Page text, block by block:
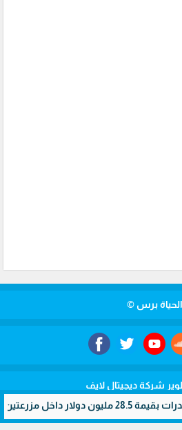
الحياة برس ©
شركة ديجيتال لايف